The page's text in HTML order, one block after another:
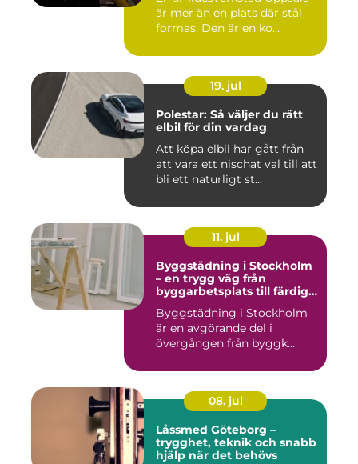
är mer än en plats där stål
formas. Den är en ko...
19. jul
Polestar: Så väljer du rätt
elbil för din vardag
Att köpa elbil har gått från
att vara ett nischat val till att
bli ett naturligt st...
11. jul
Byggstädning i Stockholm
– en trygg väg från
byggarbetsplats till färdig
Byggstädning i Stockholm
är en avgörande del i
övergången från byggk...
08. jul
Låssmed Göteborg –
trygghet, teknik och snabb
hjälp när det behövs